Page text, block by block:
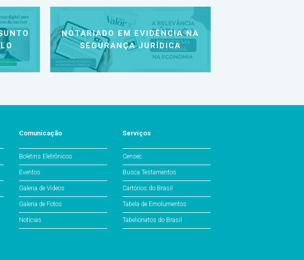
NOTARIADO EM EVIDÊNCIA NA
SEGURANÇA JURÍDICA
Comunicação
Boletins Eletrônicos
Eventos
Galeria de Vídeos
Galeria de Fotos
Notícias
Serviços
Censec
Busca Testamentos
Cartórios do Brasil
Tabela de Emolumentos
Tabelionatos do Brasil